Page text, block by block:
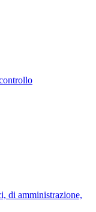
di amministrazione,